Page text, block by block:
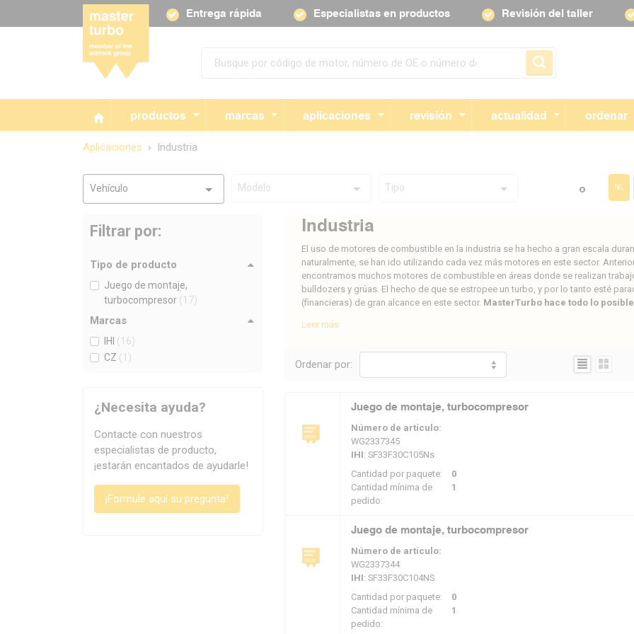
productos marcas aplicaciones revisión actualidad ordenar
Entrega rápida Especialistas en productos Revisión del taller
Aplicaciones Industria
Vehículo Modelo Tipo o NL
Filtrar por:
Tipo de producto
Juego de montaje,
turbocompresor (17)
Marcas
IHI (16)
CZ (1)
¿Necesita ayuda?
Contacte con nuestros
especialistas de producto,
¡estarán encantados de ayudarle!
¡Formule aquí su pregunta!
Industria
El uso de motores de combustible en la industria se ha hecho a gran escala
naturalmente, se han ido utilizando cada vez más motores en este sector.
encontramos muchos motores de combustible en áreas donde se realizan
bulldozers y grúas. El hecho de que se estropee un turbo, y por lo tanto esté
(financieras) de gran alcance en este sector. MasterTurbo hace todo lo
sabemos de antemano qué turbo va a entrar y cuándo, y podemos liberar
esperar mucho tiempo para una revisión o reparación, y la máquina podrá volver
Leer más
Ordenar por: Representación:
Juego de montaje, turbocompresor
Número de artículo:
WG2337345
IHI: SF33F30C105Ns
Cantidad por paquete:
0
Cantidad mínima de
pedido:
1
Juego de montaje, turbocompresor
Número de artículo:
WG2337344
IHI: SF33F30C104NS
Cantidad por paquete:
0
Cantidad mínima de
pedido:
1